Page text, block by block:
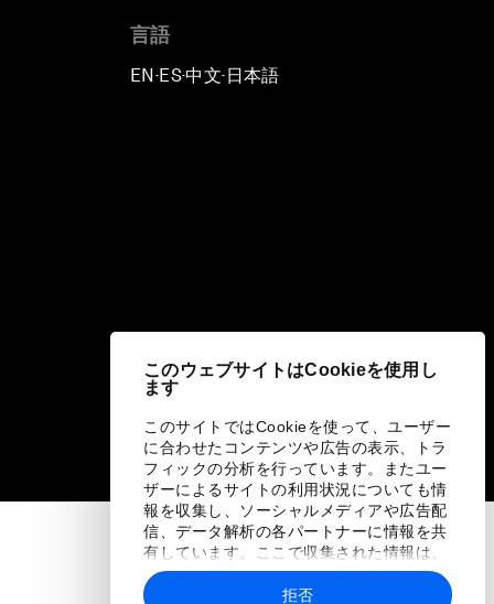
このウェブサイトはCookieを使用し
ます
このサイトではCookieを使って、ユーザー
に合わせたコンテンツや広告の表示、トラ
フィックの分析を行っています。またユー
ザーによるサイトの利用状況についても情
報を収集し、ソーシャルメディアや広告配
信、データ解析の各パートナーに情報を共
有しています。ここで収集された情報は、
ユーザーが各パートナーに提供した他の情
報や各パートナーのサービスを使用した際
拒否
言語
EN ▪ES▪中文▪ 日本語